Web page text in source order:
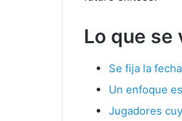
Lo que se
Se fija la
Un enfoque
Jugadores